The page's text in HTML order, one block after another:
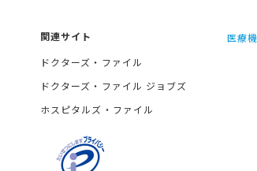
関連サイト
ドクターズ・ファイル
ドクターズ・ファイル ジョブズ
ホスピタルズ・ファイル
医療